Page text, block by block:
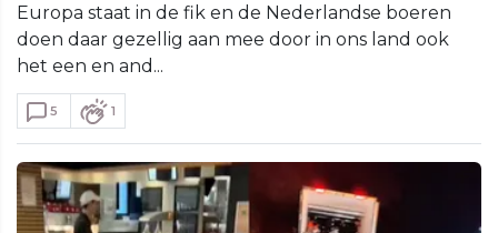
Europa staat in de fik en de Nederlandse boeren
doen daar gezellig aan mee door in ons land ook
het een en and...
5 1